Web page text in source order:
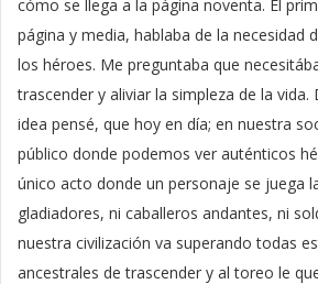
cómo se llega a la página noventa. El
página y media, hablaba de la necesidad
los héroes. Me preguntaba que
trascender y aliviar la simpleza de la vida.
idea pensé, que hoy en día; en nuestra
público donde podemos ver auténticos
único acto donde un personaje se juega
gladiadores, ni caballeros andantes, ni
nuestra civilización va superando todas
ancestrales de trascender y al toreo le